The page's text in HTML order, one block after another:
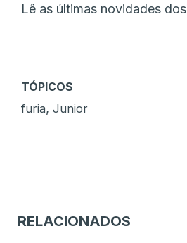
Lê as últimas novidades dos
TÓPICOS
furia, Junior
RELACIONADOS